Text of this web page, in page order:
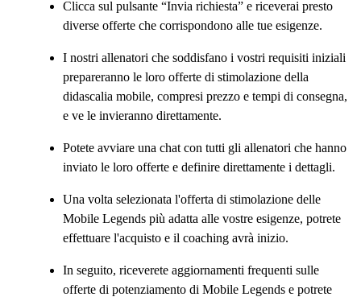
Clicca sul pulsante “Invia richiesta” e riceverai presto
diverse offerte che corrispondono alle tue esigenze.
I nostri allenatori che soddisfano i vostri requisiti iniziali
prepareranno le loro offerte di stimolazione della
didascalia mobile, compresi prezzo e tempi di consegna,
e ve le invieranno direttamente.
Potete avviare una chat con tutti gli allenatori che hanno
inviato le loro offerte e definire direttamente i dettagli.
Una volta selezionata l'offerta di stimolazione delle
Mobile Legends più adatta alle vostre esigenze, potrete
effettuare l'acquisto e il coaching avrà inizio.
In seguito, riceverete aggiornamenti frequenti sulle
offerte di potenziamento di Mobile Legends e potrete